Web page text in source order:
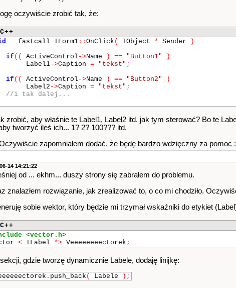
oczywiście zrobić tak, że:
__fastcall TForm1 :: OnClick ( TObject * Sender
)
if ( ( ActiveControl ->Name ) == "Button1"
)
->Caption = "tekst" ;
if ( ( ActiveControl ->Name ) == "Button2"
)
->Caption = "tekst" ;
//i tak dalej...
zrobić, aby właśnie te Label1, Label2 itd. jak tym sterować? Bo te
tworzyć ileś ich... 1? 2? 100??? itd.
zapomniałem dodać, że będę bardzo wdzięczny za
14 14:21:22
od ... ekhm... duszy strony się zabrałem do problemu.
znalazłem rozwiązanie, jak zrealizować to, o co mi chodziło.
sobie wektor, który będzie mi trzymał wskaźniki do etykiet
<vector.h>
< TLabel *> Veeeeeeeectorek ;
gdzie tworzę dynamicznie Labele, dodaję linijkę:
. push_back ( Labele ) ;